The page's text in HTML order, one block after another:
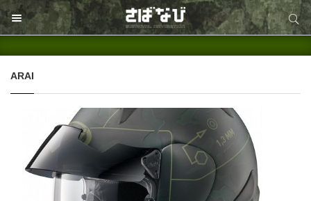
サイト内検索
ARAI
サイト内検索